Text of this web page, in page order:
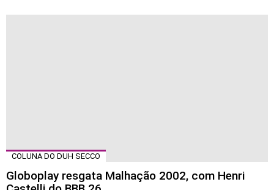
COLUNA DO DUH SECCO
Globoplay resgata Malhação 2002, com Henri